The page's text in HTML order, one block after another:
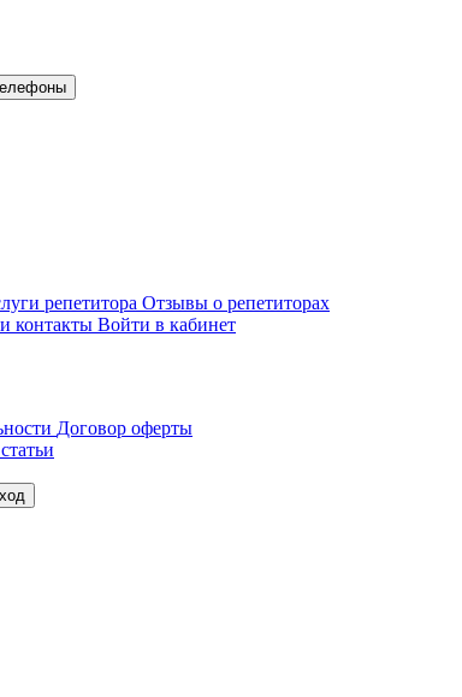
репетитора Отзывы о репетиторах
контакты Войти в кабинет
Договор оферты